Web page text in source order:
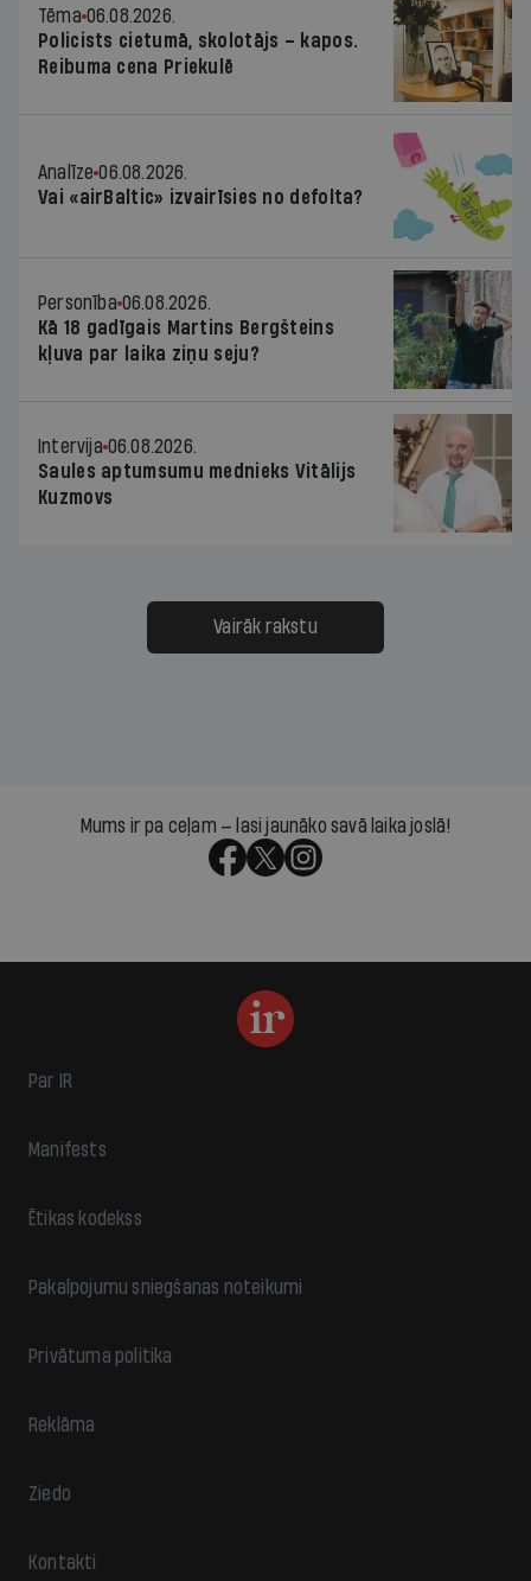
Tēma 06.08.2026.
Policists cietumā, skolotājs – kapos.
Reibuma cena Priekulē
Analīze 06.08.2026.
Vai «airBaltic» izvairīsies no defolta?
Personība 06.08.2026.
Kā 18 gadīgais Martins Bergšteins
kļuva par laika ziņu seju?
Intervija 06.08.2026.
Saules aptumsumu mednieks Vitālijs
Kuzmovs
Vairāk rakstu
Mums ir pa ceļam — lasi jaunāko savā laika joslā!
Par IR
Manifests
Ētikas kodekss
Pakalpojumu sniegšanas noteikumi
Privātuma politika
Reklāma
Ziedo
Kontakti